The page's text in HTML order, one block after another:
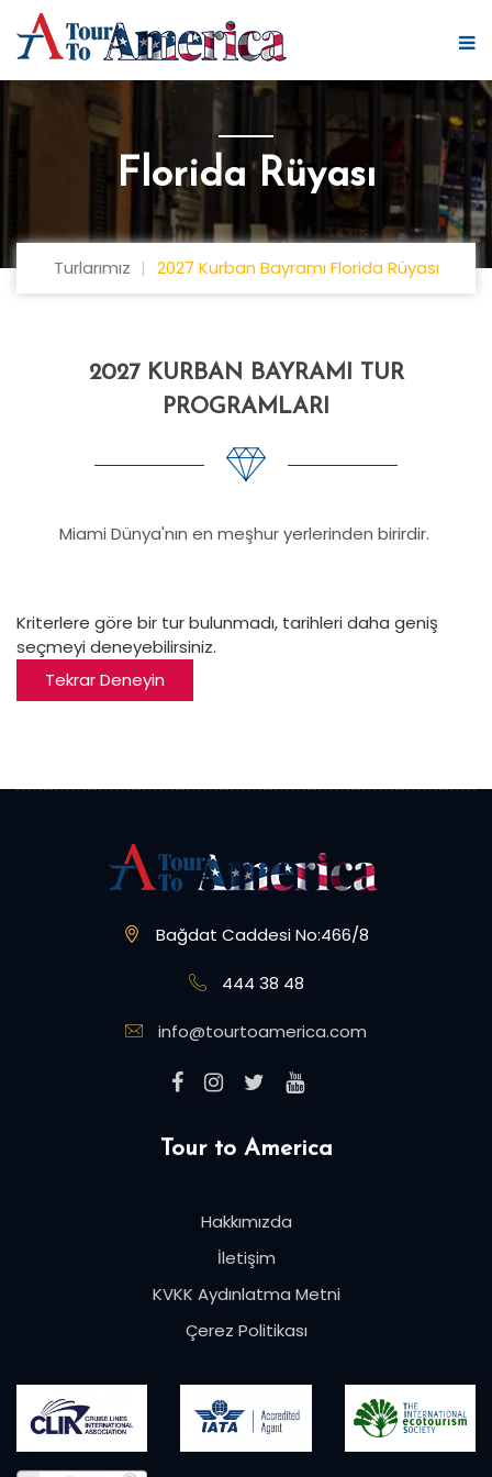
Florida Rüyası
Turlarımız 2027 Kurban Bayramı Florida Rüyası
2027 KURBAN BAYRAMI TUR
PROGRAMLARI
Miami Dünya'nın en meşhur yerlerinden birirdir.
Kriterlere göre bir tur bulunmadı, tarihleri daha geniş
seçmeyi deneyebilirsiniz.
Tekrar Deneyin
Bağdat Caddesi No:466/8
444 38 48
info@tourtoamerica.com
Tour to America
Hakkımızda
İletişim
KVKK Aydınlatma Metni
Çerez Politikası